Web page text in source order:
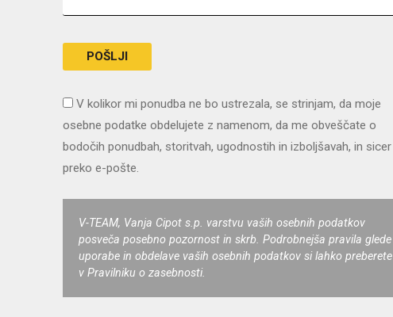
V kolikor mi ponudba ne bo ustrezala, se strinjam, da moje
osebne podatke obdelujete z namenom, da me obveščate o
bodočih ponudbah, storitvah, ugodnostih in izboljšavah, in sicer
preko e-pošte.
V-TEAM, Vanja Cipot s.p. varstvu vaših osebnih podatkov
posveča posebno pozornost in skrb. Podrobnejša pravila glede
uporabe in obdelave vaših osebnih podatkov si lahko preberete
v Pravilniku o zasebnosti.